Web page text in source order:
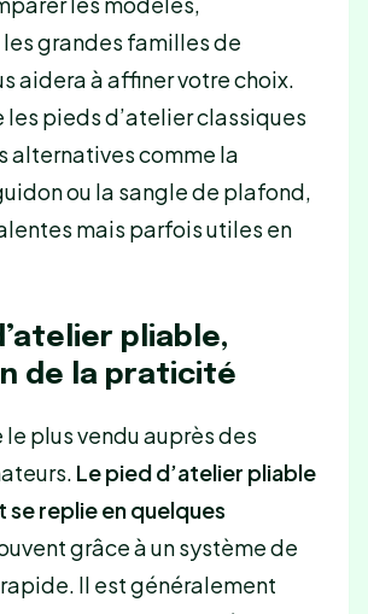
grandes familles de
aidera à affiner votre choix.
les pieds d’atelier classiques
alternatives comme la
ou la sangle de plafond,
mais parfois utiles en
pliable,
de la praticité
le plus vendu auprès des
Le pied d’atelier pliable
se replie en quelques
grâce à un système de
Il est généralement